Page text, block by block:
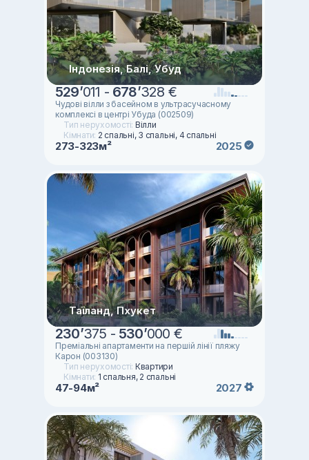
Індонезія, Балі, Убуд
529’011 - 678’328 €
Чудові вілли з басейном в ультрасучасному
комплексі в центрі Убуда (002509)
Тип нерухомості: Вілли
Кімнати: 2 спальні, 3 спальні, 4 спальні
273-323м² 2025
Таїланд, Пхукет
230’375 - 530’000 €
Преміальні апартаменти на першій лінії пляжу
Карон (003130)
Тип нерухомості: Квартири
Кімнати: 1 спальня, 2 спальні
47-94м² 2027